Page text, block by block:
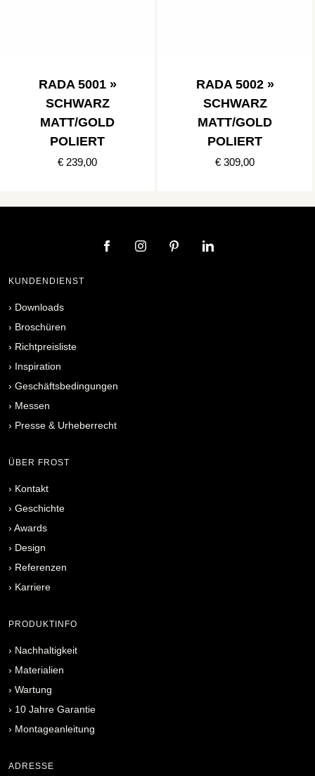
RADA 5001 »
SCHWARZ
MATT/GOLD
POLIERT
€ 239,00
RADA 5002 »
SCHWARZ
MATT/GOLD
POLIERT
€ 309,00
KUNDENDIENST
› Downloads
› Broschüren
› Richtpreisliste
› Inspiration
› Geschäftsbedingungen
› Messen
› Presse & Urheberrecht
ÜBER FROST
› Kontakt
› Geschichte
› Awards
› Design
› Referenzen
› Karriere
PRODUKTINFO
› Nachhaltigkeit
› Materialien
› Wartung
› 10 Jahre Garantie
› Montageanleitung
ADRESSE